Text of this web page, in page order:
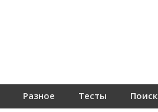
Разное Тесты Поиск